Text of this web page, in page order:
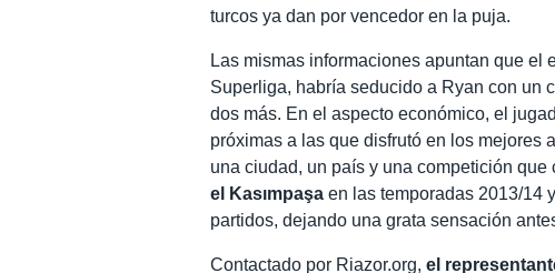
turcos ya dan por vencedor en la puja.
Las mismas informaciones apuntan que el
Superliga, habría seducido a Ryan con un
dos más. En el aspecto económico, el
próximas a las que disfrutó en los mejores
una ciudad, un país y una competición que
el Kasımpaşa en las temporadas 2013/14
partidos, dejando una grata sensación
Contactado por Riazor.org,el